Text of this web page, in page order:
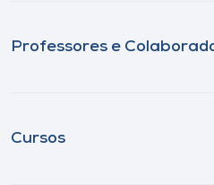
Professores e
Cursos